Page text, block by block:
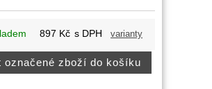
897 Kč s DPH varianty